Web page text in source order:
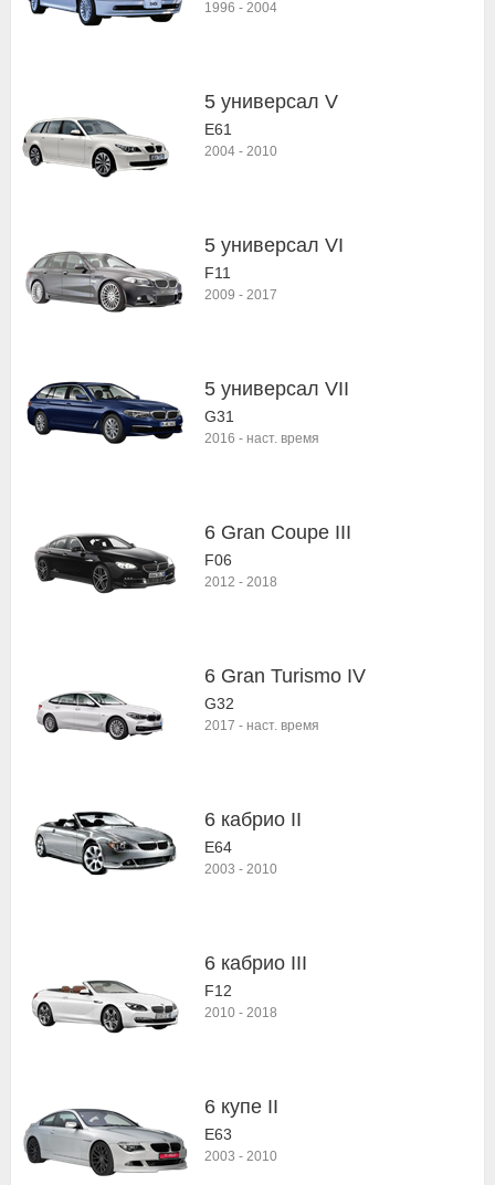
1996 - 2004
5 универсал V
E61
2004 - 2010
5 универсал VI
F11
2009 - 2017
5 универсал VII
G31
2016 - наст. время
6 Gran Coupe III
F06
2012 - 2018
6 Gran Turismo IV
G32
2017 - наст. время
6 кабрио II
E64
2003 - 2010
6 кабрио III
F12
2010 - 2018
6 купе II
E63
2003 - 2010